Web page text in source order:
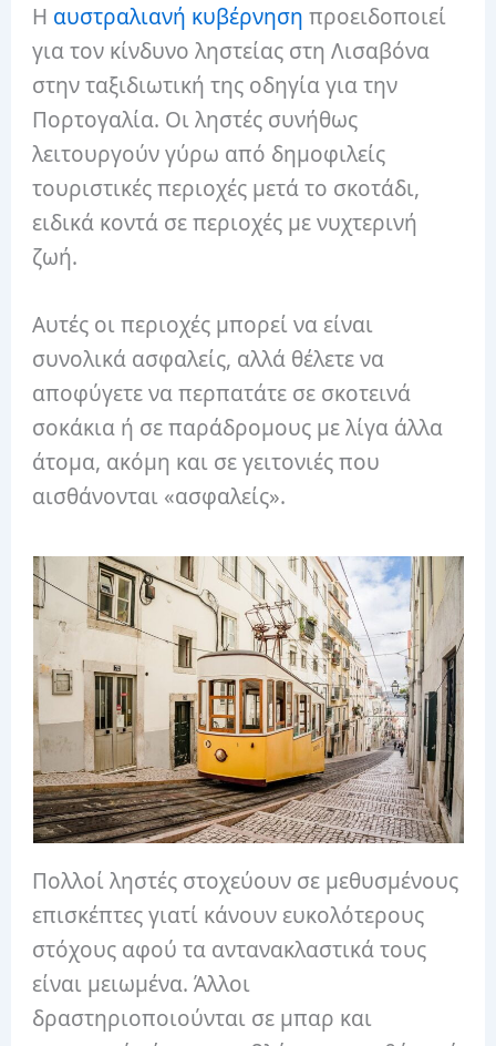
Η αυστραλιανή κυβέρνηση προειδοποιεί
για τον κίνδυνο ληστείας στη Λισαβόνα
στην ταξιδιωτική της οδηγία για την
Πορτογαλία. Οι ληστές συνήθως
λειτουργούν γύρω από δημοφιλείς
τουριστικές περιοχές μετά το σκοτάδι,
ειδικά κοντά σε περιοχές με νυχτερινή
ζωή.
Αυτές οι περιοχές μπορεί να είναι
συνολικά ασφαλείς, αλλά θέλετε να
αποφύγετε να περπατάτε σε σκοτεινά
σοκάκια ή σε παράδρομους με λίγα άλλα
άτομα, ακόμη και σε γειτονιές που
αισθάνονται «ασφαλείς».
Πολλοί ληστές στοχεύουν σε μεθυσμένους
επισκέπτες γιατί κάνουν ευκολότερους
στόχους αφού τα αντανακλαστικά τους
είναι μειωμένα. Άλλοι
δραστηριοποιούνται σε μπαρ και